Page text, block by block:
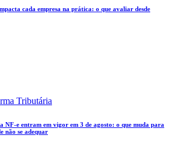
cada empresa na prática: o que avaliar desde
Tributária
NF-e entram em vigor em 3 de agosto: o que muda para
não se adequar